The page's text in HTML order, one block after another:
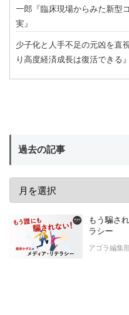
一郎『臨床現場からみた新型
実』
少子化と人手不足の元凶を直
り高度経済成長は復活できる』
過去の記事
もう騙さ
ラシー
アゴラ編集